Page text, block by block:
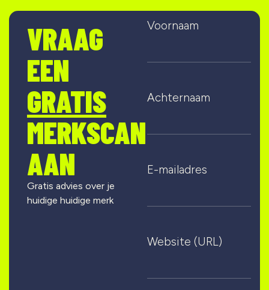
VRAAG
EEN
GRATIS
MERKSCAN
AAN
Gratis advies over je
huidige huidige merk
Voornaam
Achternaam
E-mailadres
Website (URL)